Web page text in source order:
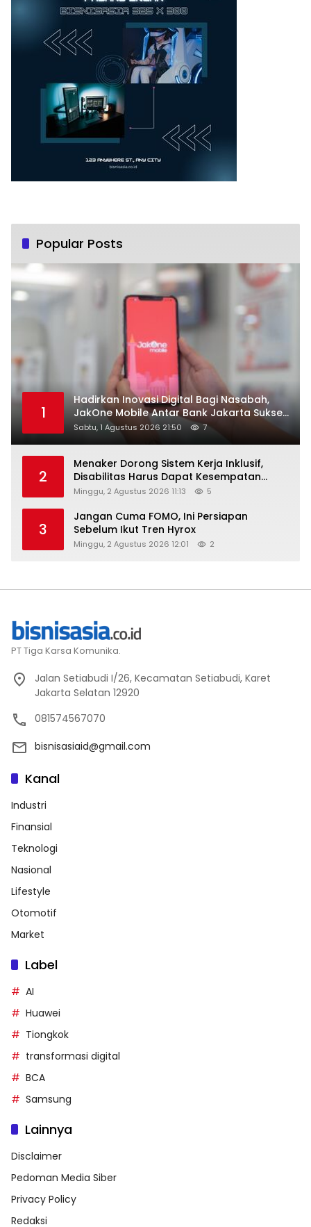
Popular Posts
1
Hadirkan Inovasi Digital Bagi Nasabah,
JakOne Mobile Antar Bank Jakarta Sukses
Raih Digital Excellence Awards 2026
Sabtu, 1 Agustus 2026 21:50 7
2
Menaker Dorong Sistem Kerja Inklusif,
Disabilitas Harus Dapat Kesempatan
Setara
Minggu, 2 Agustus 2026 11:13 5
3
Jangan Cuma FOMO, Ini Persiapan
Sebelum Ikut Tren Hyrox
Minggu, 2 Agustus 2026 12:01 2
PT Tiga Karsa Komunika.
Jalan Setiabudi I/26, Kecamatan Setiabudi, Karet
Jakarta Selatan 12920
081574567070
bisnisasiaid@gmail.com
Kanal
Industri
Finansial
Teknologi
Nasional
Lifestyle
Otomotif
Market
Label
AI
Huawei
Tiongkok
transformasi digital
BCA
Samsung
Lainnya
Disclaimer
Pedoman Media Siber
Privacy Policy
Redaksi